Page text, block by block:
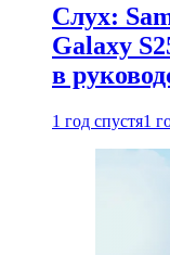
Слух:
Galaxy
в
1 год спустя1